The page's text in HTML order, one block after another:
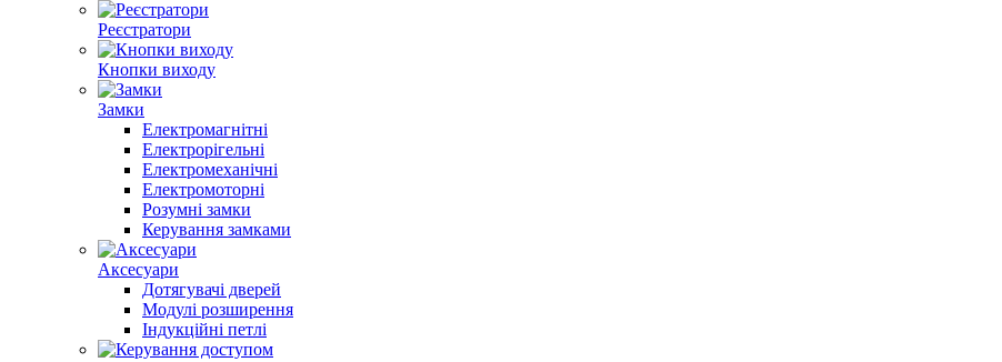
Реєстратори
Кнопки виходу
Замки
Електромагнітні
Електрорігельні
Електромеханічні
Електромоторні
Розумні замки
Керування замками
Аксесуари
Дотягувачі дверей
Модулі розширення
Індукційні петлі